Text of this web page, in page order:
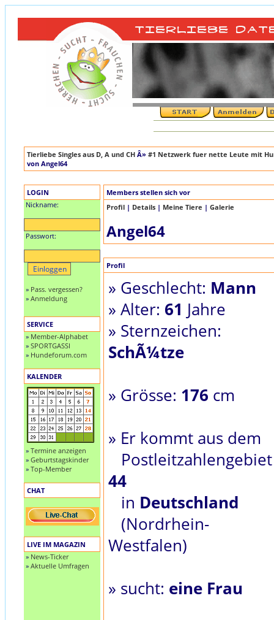
Tierliebe Singles aus D, A und CH Â» #1 Netzwerk fuer nette Leute mit
von Angel64
LOGIN
Nickname:
Passwort:
» Pass. vergessen?
» Anmeldung
SERVICE
» Member-Alphabet
» SPORTGASSI
» Hundeforum.com
KALENDER
» Termine anzeigen
» Geburtstagskinder
» Top-Member
CHAT
LIVE IM MAGAZIN
» News-Ticker
» Aktuelle Umfragen
Members stellen sich vor
Profil | Details | Meine Tiere | Galerie
Angel64
Profil
» Geschlecht: Mann
» Alter: 61 Jahre
» Sternzeichen:
SchÃ¼tze
» Grösse: 176 cm
» Er kommt aus dem
Postleitzahlengebiet
44
in Deutschland
(Nordrhein-
Westfalen)
» sucht: eine Frau